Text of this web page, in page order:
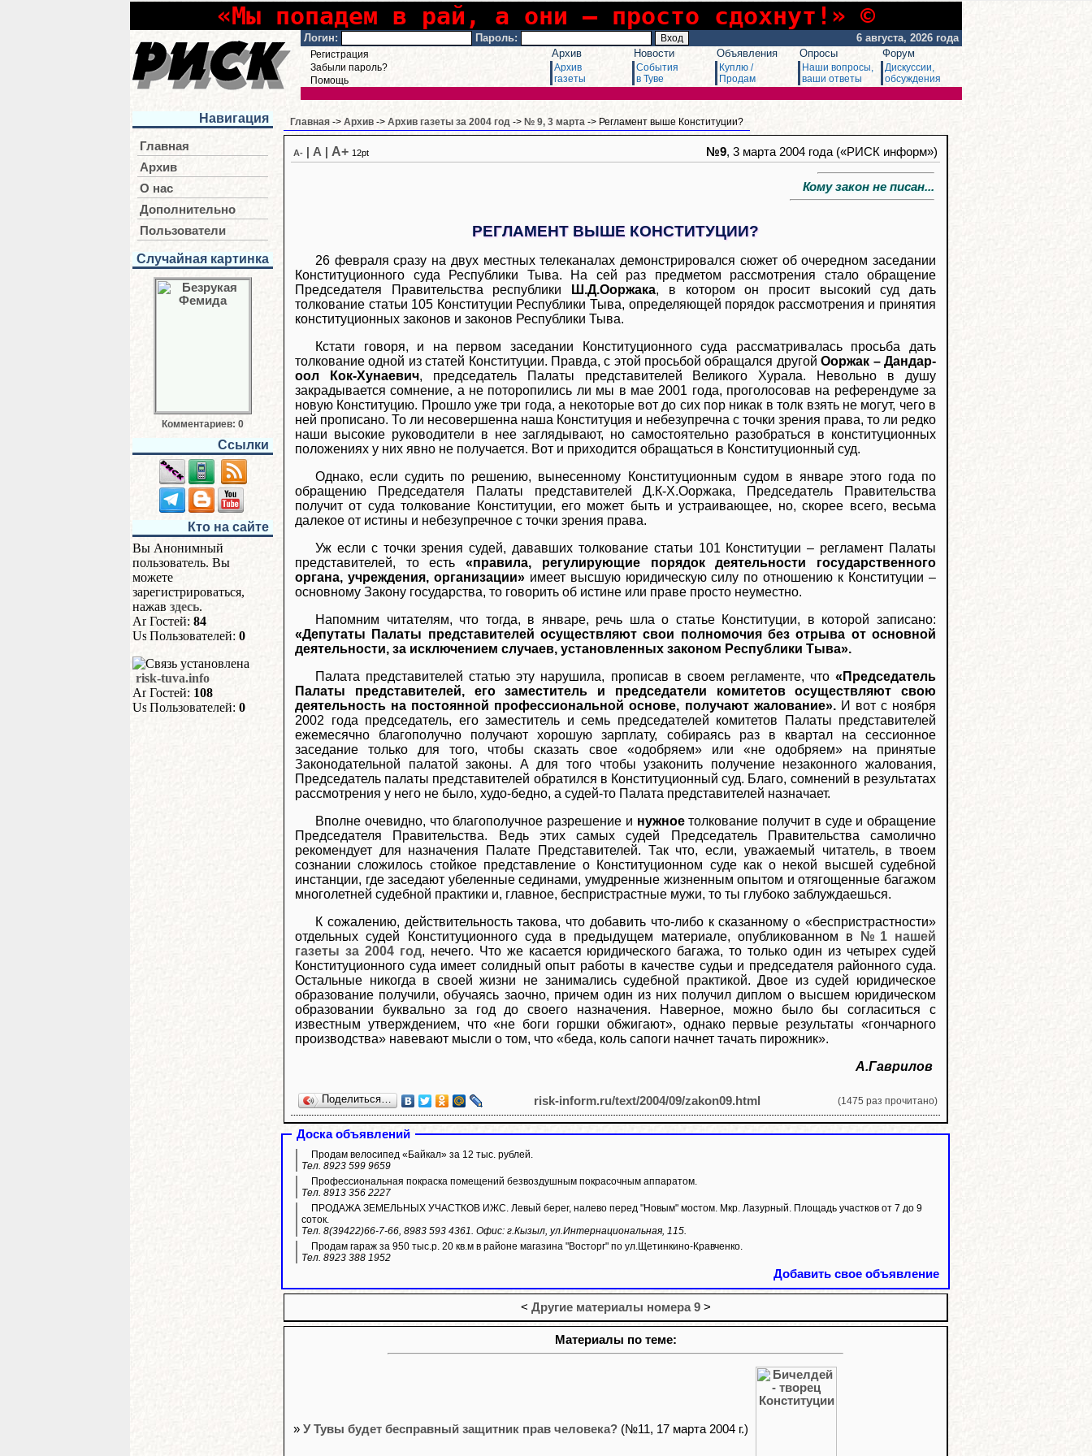
«Мы попадем в рай, а они – просто сдохнут!» ©
Логин: Пароль: 6 августа, 2026 года
Регистрация
Забыли пароль?
Помощь
Архив
Архив
газеты
Новости
События
в Туве
Объявления
Куплю /
Продам
Опросы
Наши вопросы,
ваши ответы
Форум
Дискуссии,
обсуждения
Навигация
Главная
Архив
О нас
Дополнительно
Пользователи
Случайная картинка
Комментариев: 0
Ссылки
Кто на сайте
Вы Анонимный
пользователь. Вы
можете
зарегистрироваться,
нажав здесь.
Гостей: 84
Пользователей: 0
risk-tuva.info
Гостей: 108
Пользователей: 0
Главная -> Архив -> Архив газеты за 2004 год -> № 9, 3 марта -> Регламент выше Конституции?
A- A A+ 12pt №9, 3 марта 2004 года («РИСК информ»)
Кому закон не писан...
РЕГЛАМЕНТ ВЫШЕ КОНСТИТУЦИИ?
26 февраля сразу на двух местных телеканалах демонстрировался сюжет об очередном заседании
Конституционного суда Республики Тыва. На сей раз предметом рассмотрения стало обращение
Председателя Правительства республики
Ш.Д.Ооржака, в котором он просит высокий суд дать
толкование статьи 105 Конституции Республики Тыва, определяющей порядок рассмотрения и принятия
конституционных законов и законов Республики Тыва.
Кстати говоря, и на первом заседании Конституционного суда рассматривалась просьба дать
толкование одной из статей Конституции. Правда, с этой просьбой обращался другойОоржак – Дандар-
оол Кок-Хунаевич, председатель Палаты представителей Великого Хурала. Невольно в душу
закрадывается сомнение, а не поторопились ли мы в мае 2001 года, проголосовав на референдуме за
новую Конституцию. Прошло уже три года, а некоторые вот до сих пор никак в толк взять не могут, чего в
ней прописано. То ли несовершенна наша Конституция и небезупречна с точки зрения права, то ли редко
наши высокие руководители в нее заглядывают, но самостоятельно разобраться в конституционных
положениях у них явно не получается. Вот и приходится обращаться в Конституционный суд.
Однако, если судить по решению, вынесенному Конституционным судом в январе этого года по
обращению Председателя Палаты представителей Д.К-Х.Ооржака, Председатель Правительства
получит от суда толкование Конституции, его может быть и устраивающее, но, скорее всего, весьма
далекое от истины и небезупречное с точки зрения права.
Уж если с точки зрения судей, дававших толкование статьи 101 Конституции – регламент Палаты
представителей, то есть«правила, регулирующие порядок деятельности государственного
органа, учреждения, организации»имеет высшую юридическую силу по отношению к Конституции –
основному Закону государства, то говорить об истине или праве просто неуместно.
Напомним читателям, что тогда, в январе, речь шла о статье Конституции, в которой записано:
«Депутаты Палаты представителей осуществляют свои полномочия без отрыва от основной
деятельности, за исключением случаев, установленных законом Республики Тыва».
Палата представителей статью эту нарушила, прописав в своем регламенте, что «Председатель
Палаты представителей, его заместитель и председатели комитетов осуществляют свою
деятельность на постоянной профессиональной основе, получают жалование».И вот с ноября
2002 года председатель, его заместитель и семь председателей комитетов Палаты представителей
ежемесячно благополучно получают хорошую зарплату, собираясь раз в квартал на сессионное
заседание только для того, чтобы сказать свое «одобряем» или «не одобряем» на принятые
Законодательной палатой законы. А для того чтобы узаконить получение незаконного жалования,
Председатель палаты представителей обратился в Конституционный суд. Благо, сомнений в результатах
рассмотрения у него не было, худо-бедно, а судей-то Палата представителей назначает.
Вполне очевидно, что благополучное разрешение и нужноетолкование получит в суде и обращение
Председателя Правительства. Ведь этих самых судей Председатель Правительства самолично
рекомендует для назначения Палате Представителей. Так что, если, уважаемый читатель, в твоем
сознании сложилось стойкое представление о Конституционном суде как о некой высшей судебной
инстанции, где заседают убеленные сединами, умудренные жизненным опытом и отягощенные багажом
многолетней судебной практики и, главное, беспристрастные мужи, то ты глубоко заблуждаешься.
К сожалению, действительность такова, что добавить что-либо к сказанному о «беспристрастности»
отдельных судей Конституционного суда в предыдущем материале, опубликованном в
№1 нашей
газеты за 2004 год, нечего. Что же касается юридического багажа, то только один из четырех судей
Конституционного суда имеет солидный опыт работы в качестве судьи и председателя районного суда.
Остальные никогда в своей жизни не занимались судебной практикой. Двое из судей юридическое
образование получили, обучаясь заочно, причем один из них получил диплом о высшем юридическом
образовании буквально за год до своего назначения. Наверное, можно было бы согласиться с
известным утверждением, что «не боги горшки обжигают», однако первые результаты «гончарного
производства» навевают мысли о том, что «беда, коль сапоги начнет тачать пирожник».
А.Гаврилов
Поделиться… risk-inform.ru/text/2004/09/zakon09.html (1475 раз прочитано)
Доска объявлений
Продам велосипед «Байкал» за 12 тыс. рублей.
Тел. 8923 599 9659
Профессиональная покраска помещений безвоздушным покрасочным аппаратом.
Тел. 8913 356 2227
ПРОДАЖА ЗЕМЕЛЬНЫХ УЧАСТКОВ ИЖС. Левый берег, налево перед "Новым" мостом. Мкр. Лазурный. Площадь участков от 7 до 9
соток.
Тел. 8(39422)66-7-66, 8983 593 4361. Офис: г.Кызыл, ул.Интернациональная, 115.
Продам гараж за 950 тыс.р. 20 кв.м в районе магазина "Восторг" по ул.Щетинкино-Кравченко.
Тел. 8923 388 1952
Добавить свое объявление
< Другие материалы номера 9>
Материалы по теме:
» У Тувы будет бесправный защитник прав человека? (№11, 17 марта 2004 г.)